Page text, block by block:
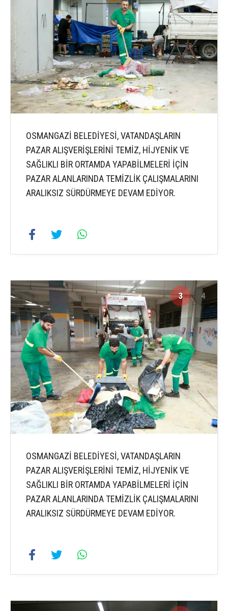
OSMANGAZİ BELEDİYESİ, VATANDAŞLARIN
PAZAR ALIŞVERİŞLERİNİ TEMİZ, HİJYENİK VE
SAĞLIKLI BİR ORTAMDA YAPABİLMELERİ İÇİN
PAZAR ALANLARINDA TEMİZLİK ÇALIŞMALARINI
ARALIKSIZ SÜRDÜRMEYE DEVAM EDİYOR.
3 4
OSMANGAZİ BELEDİYESİ, VATANDAŞLARIN
PAZAR ALIŞVERİŞLERİNİ TEMİZ, HİJYENİK VE
SAĞLIKLI BİR ORTAMDA YAPABİLMELERİ İÇİN
PAZAR ALANLARINDA TEMİZLİK ÇALIŞMALARINI
ARALIKSIZ SÜRDÜRMEYE DEVAM EDİYOR.